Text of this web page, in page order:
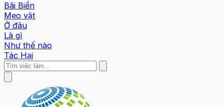
Bãi Biển
Mẹo vặt
Ở đâu
Là gì
Như thế nào
Tác Hại